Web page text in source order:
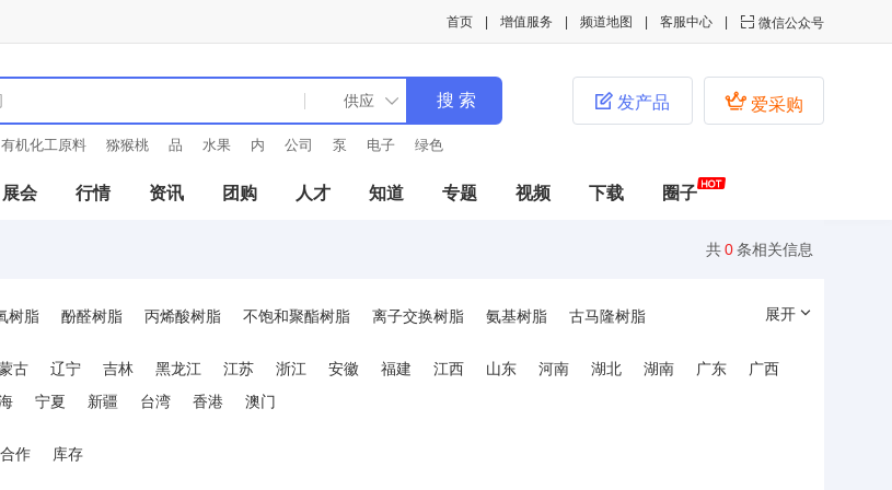
 微信公众号
客服中心
频道地图
增值服务
首页
有机化工原料 猕猴桃 品 水果 内 公司 泵 电子 绿色
 爱采购
 发产品
展会 行情 资讯 团购 人才 知道 专题 视频 下载 圈子
共0条相关信息
树脂 酚醛树脂 丙烯酸树脂 不饱和聚酯树脂 离子交换树脂 氨基树脂
古马隆树脂
展开
古 辽宁 吉林 黑龙江 江苏 浙江 安徽 福建 江西 山东 河南 湖北 湖南 广东
广西
宁夏 新疆 台湾 香港 澳门
作 库存